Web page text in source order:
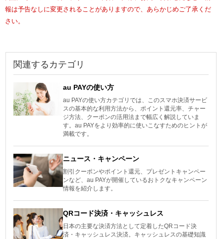
報は予告なしに変更されることがありますので、あらかじめご了承くだ
さい。
関連するカテゴリ
au PAYの使い方
au PAYの使い方カテゴリでは、このスマホ決済サービ
スの基本的な利用方法から、ポイント還元率、チャー
ジ方法、クーポンの活用法まで幅広く解説していま
す。au PAYをより効率的に使いこなすためのヒントが
満載です。
ニュース・キャンペーン
割引クーポンやポイント還元、プレゼントキャンペー
ンなど、au PAYが開催しているおトクなキャンペーン
情報を紹介します。
QRコード決済・キャッシュレス
日本の主要な決済方法として定着したQRコード決
済・キャッシュレス決済。キャッシュレスの基礎知識